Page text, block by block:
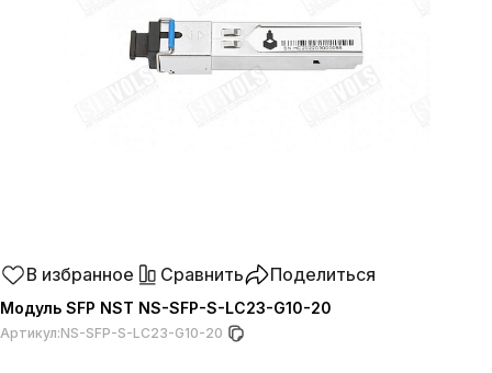
В избранное Сравнить Поделиться
Модуль SFP NST NS-SFP-S-LC23-G10-20
Артикул:NS-SFP-S-LC23-G10-20